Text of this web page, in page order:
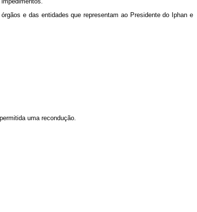
e das entidades que representam ao Presidente do Iphan e
uma recondução.